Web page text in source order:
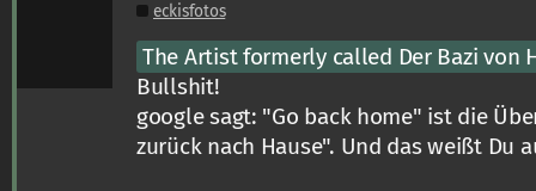
eckisfotos
The Artist formerly called Der Bazi von
Bullshit!
google sagt: "Go back home" ist die
zurück nach Hause". Und das weißt Du